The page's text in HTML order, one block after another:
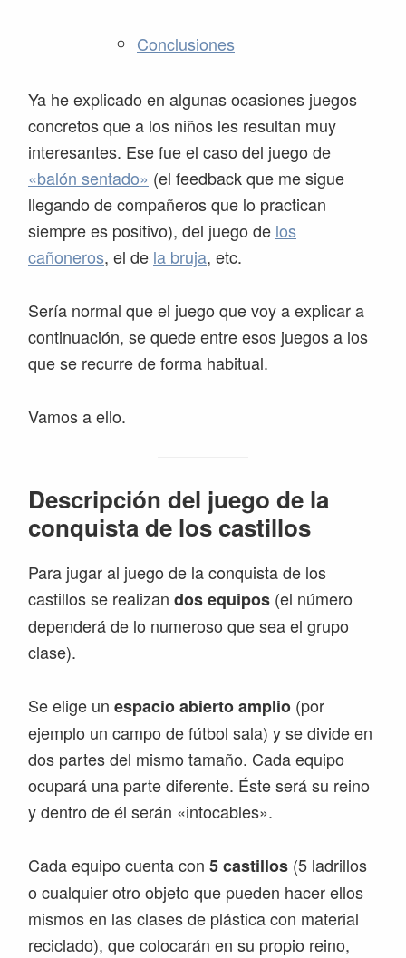
Conclusiones
Ya he explicado en algunas ocasiones juegos
concretos que a los niños les resultan muy
interesantes. Ese fue el caso del juego de
«balón sentado» (el feedback que me sigue
llegando de compañeros que lo practican
siempre es positivo), del juego de los
cañoneros, el de la bruja, etc.
Sería normal que el juego que voy a explicar a
continuación, se quede entre esos juegos a los
que se recurre de forma habitual.
Vamos a ello.
Descripción del juego de la
conquista de los castillos
Para jugar al juego de la conquista de los
castillos se realizan dos equipos (el número
dependerá de lo numeroso que sea el grupo
clase).
Se elige un espacio abierto amplio (por
ejemplo un campo de fútbol sala) y se divide en
dos partes del mismo tamaño. Cada equipo
ocupará una parte diferente. Éste será su reino
y dentro de él serán «intocables».
Cada equipo cuenta con 5 castillos (5 ladrillos
o cualquier otro objeto que pueden hacer ellos
mismos en las clases de plástica con material
reciclado), que colocarán en su propio reino,